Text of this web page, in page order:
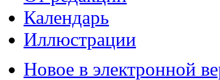
Календарь
Иллюстрации
Новое в электронной